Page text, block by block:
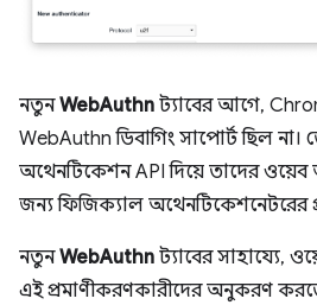
নতুনWebAuthn ট্যাবের আগে,
WebAuthn ডিবাগিং সাপোর্ট ছিল
অথেনটিকেশন API দিয়ে তাদের ওয়েব
জন্য ফিজিক্যাল অথেনটিকেশনেটরের
নতুনWebAuthn ট্যাবের সাহায্যে,
এই প্রমাণীকরণকারীদের অনুকরণ